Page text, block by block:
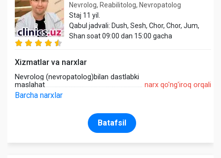
Nevrolog, Reabilitolog, Nevropatolog
Staj 11 yil.
Qabul jadvali: Dush, Sesh, Chor, Chor, Jum,
Shan soat 09:00 dan 15:00 gacha
Xizmatlar va narxlar
Nevrolog (nevropatolog)bilan dastlabki
maslahat
narx qo'ng'iroq orqali
Barcha narxlar
Batafsil